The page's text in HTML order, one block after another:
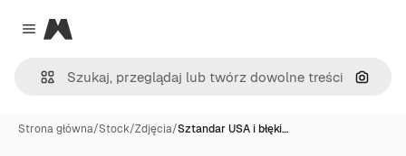
Close menu
Magnific
Szukaj
Strona główna/Stock/Zdjęcia/Sztandar USA i błęki…